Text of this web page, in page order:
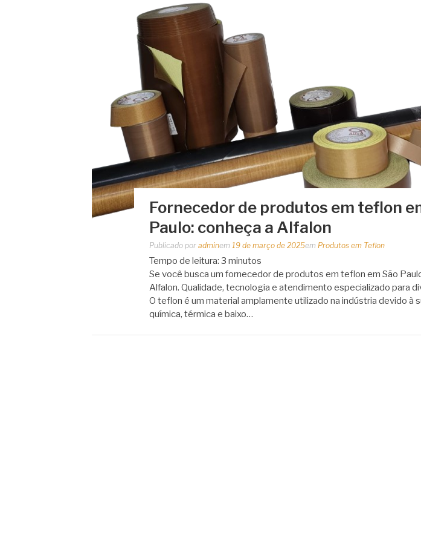
Fornecedor de produtos em teflon
Paulo: conheça a Alfalon
Publicado por adminem 19 de março de 2025em Produtos em Teflon
Tempo de leitura: 3 minutos
Se você busca um fornecedor de produtos em teflon em São
Alfalon. Qualidade, tecnologia e atendimento especializado para
O teflon é um material amplamente utilizado na indústria devido à
química, térmica e baixo…